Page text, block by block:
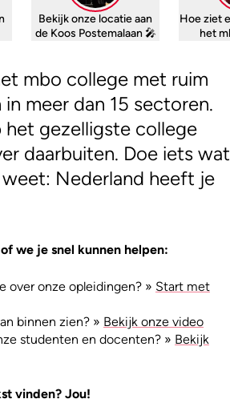
Bekijk onze locatie aan
de Koos Postemalaan 🎤
Hoe ziet
het
mbo college met ruim
in meer dan 15 sectoren.
het gezelligste college
daarbuiten. Doe iets wat
Nederland heeft je
we je snel kunnen helpen:
over onze opleidingen? » Start met
binnen zien? » Bekijk onze video
studenten en docenten? » Bekijk
vinden? Jou!